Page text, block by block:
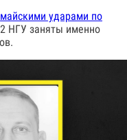
майскими ударами по
НГУ заняты именно